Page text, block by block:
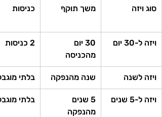
סוג ויזה משך תוקף כניסות
ויזה ל-30 יום
30 יום
מהכניסה
2 כניסות
ויזה לשנה שנה מהנפקה בלתי
ויזה ל-5 שנים
5 שנים
מהנפקה
בלתי